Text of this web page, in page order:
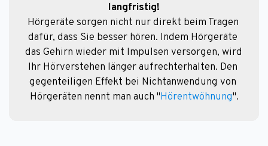
langfristig!
Hörgeräte sorgen nicht nur direkt beim Tragen
dafür, dass Sie besser hören. Indem Hörgeräte
das Gehirn wieder mit Impulsen versorgen, wird
Ihr Hörverstehen länger aufrechterhalten. Den
gegenteiligen Effekt bei Nichtanwendung von
Hörgeräten nennt man auch "Hörentwöhnung".